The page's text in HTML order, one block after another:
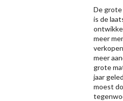
De grote
is de
meer
meer
grote
jaar
moest